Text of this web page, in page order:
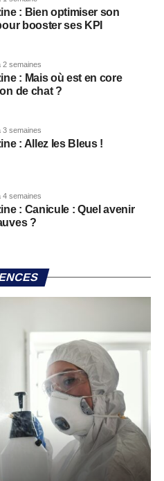
: Bien optimiser son
booster ses KPI
2 semaines
: Mais où est en core
de chat ?
3 semaines
: Allez les Bleus !
4 semaines
: Canicule : Quel avenir
?